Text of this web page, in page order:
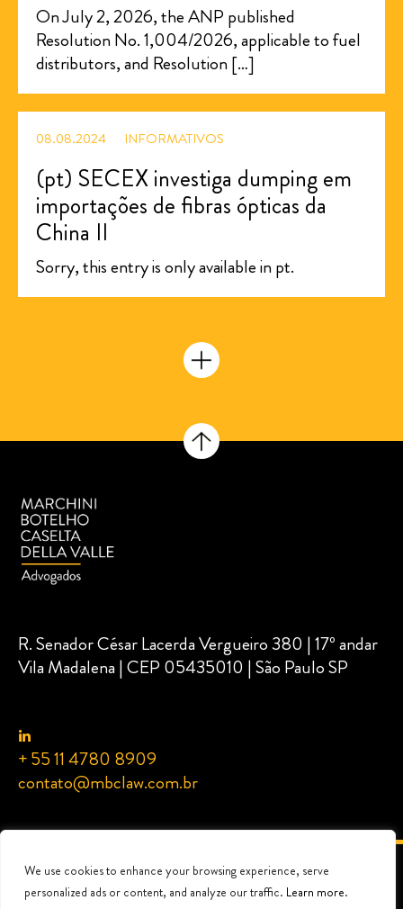
We use cookies to enhance your browsing experience, serve
personalized ads or content, and analyze our traffic. Learn more.
On July 2, 2026, the ANP published
Resolution No. 1,004/2026, applicable to fuel
distributors, and Resolution […]
08.08.2024 INFORMATIVOS
(pt) SECEX investiga dumping em
importações de fibras ópticas da
China II
Sorry, this entry is only available in pt.
R. Senador César Lacerda Vergueiro 380 | 17º andar
Vila Madalena | CEP 05435010 | São Paulo SP
+ 55 11 4780 8909
contato@mbclaw.com.br
© 2024 MBC Advogados | Marchini Botelho Caselta Della ValleMBC Advogados |
Marchini Botelho Caselta Della ValleMarchini Botelho Caselta Della Valle Advogados -
All rights reserved.